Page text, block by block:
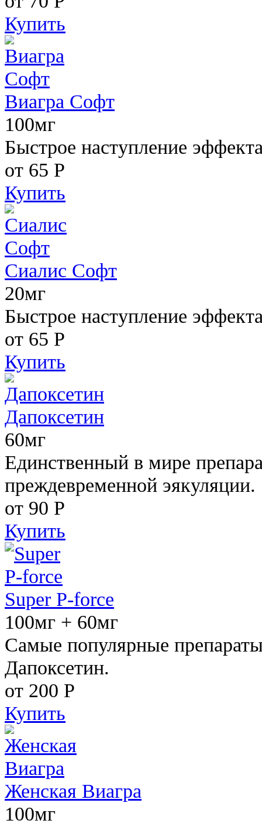
Купить
Виагра Софт
100мг
Быстрое наступление
от 65 Р
Купить
Сиалис Софт
20мг
Быстрое наступление
от 65 Р
Купить
Дапоксетин
60мг
Единственный в мире
преждевременной эякуляции.
от 90 Р
Купить
Super P-force
100мг + 60мг
Самые популярные
Дапоксетин.
от 200 Р
Купить
Женская Виагра
100мг